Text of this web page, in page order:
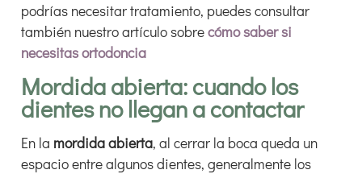
podrías necesitar tratamiento, puedes consultar
también nuestro artículo sobrecómo saber si
necesitas ortodoncia
Mordida abierta: cuando los
dientes no llegan a contactar
En la mordida abierta, al cerrar la boca queda un
espacio entre algunos dientes, generalmente los